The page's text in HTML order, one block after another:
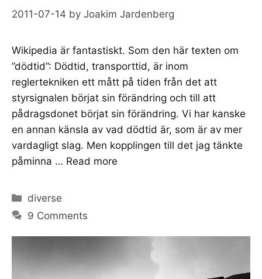
2011-07-14 by Joakim Jardenberg
Wikipedia är fantastiskt. Som den här texten om
”dödtid”: Dödtid, transporttid, är inom
reglertekniken ett mått på tiden från det att
styrsignalen börjat sin förändring och till att
pådragsdonet börjat sin förändring. Vi har kanske
en annan känsla av vad dödtid är, som är av mer
vardagligt slag. Men kopplingen till det jag tänkte
påminna … Read more
Categories
diverse
9 Comments